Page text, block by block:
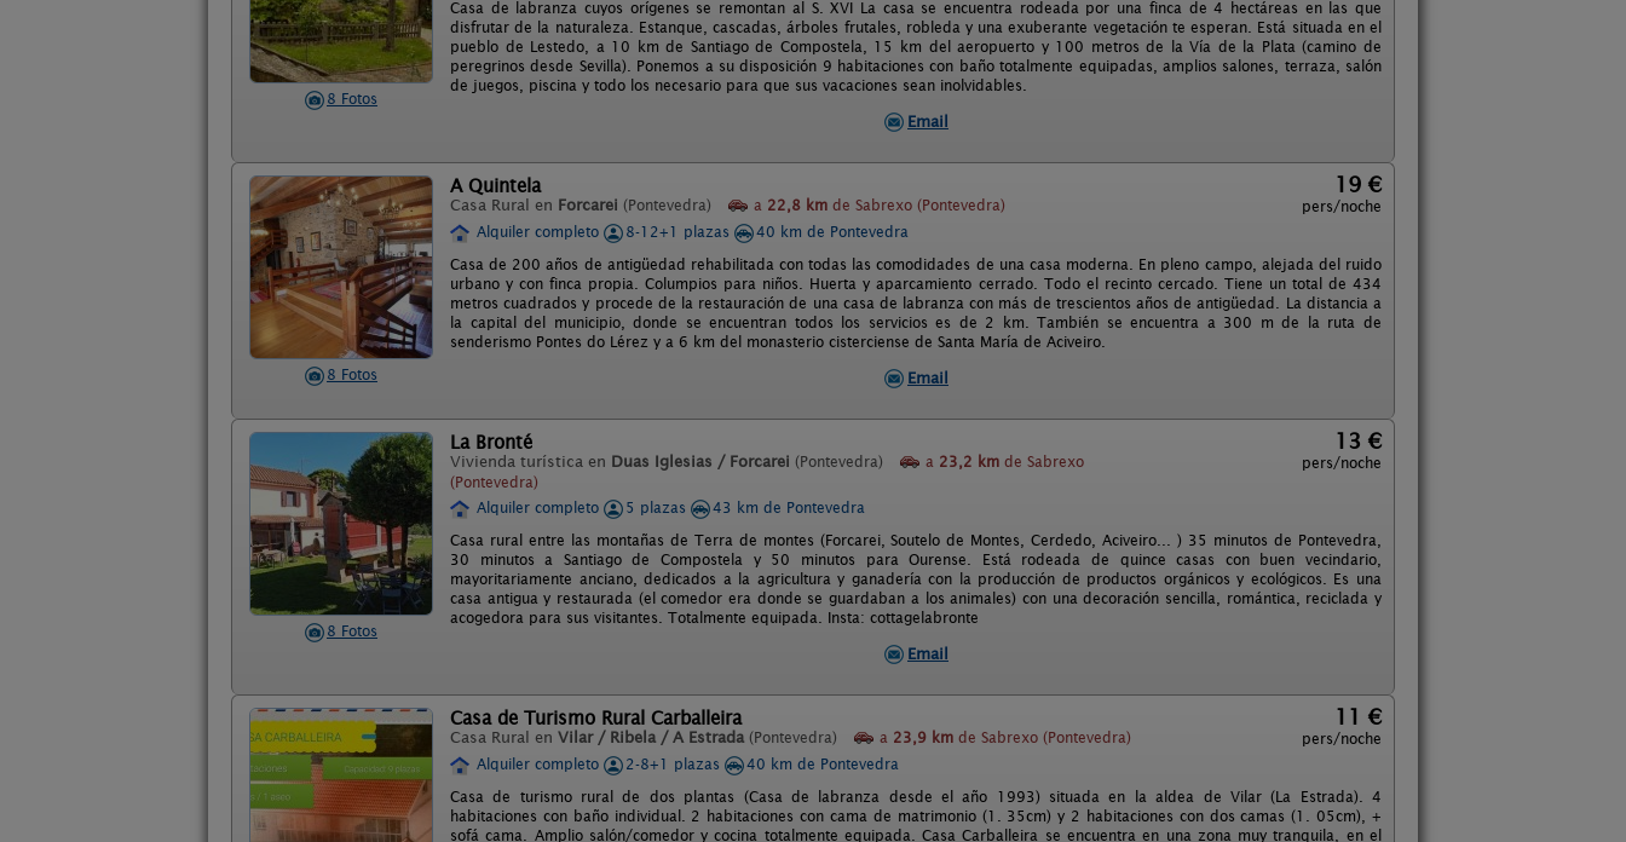
8 Fotos
Casa de labranza cuyos orígenes se remontan al S. XVI La casa se encuentra rodeada por una finca de 4 hectáreas en las que
disfrutar de la naturaleza. Estanque, cascadas, árboles frutales, robleda y una exuberante vegetación te esperan. Está situada en el
pueblo de Lestedo, a 10 km de Santiago de Compostela, 15 km del aeropuerto y 100 metros de la Vía de la Plata (camino de
peregrinos desde Sevilla). Ponemos a su disposición 9 habitaciones con baño totalmente equipadas, amplios salones, terraza, salón
de juegos, piscina y todo los necesario para que sus vacaciones sean inolvidables.
Email
8 Fotos
A Quintela
Casa Rural en Forcarei (Pontevedra) a 22,8 km de Sabrexo (Pontevedra)
19 €
pers/noche
Alquiler completo
8-12+1 plazas
40 km de Pontevedra
Casa de 200 años de antigüedad rehabilitada con todas las comodidades de una casa moderna. En pleno campo, alejada del ruido
urbano y con finca propia. Columpios para niños. Huerta y aparcamiento cerrado. Todo el recinto cercado. Tiene un total de 434
metros cuadrados y procede de la restauración de una casa de labranza con más de trescientos años de antigüedad. La distancia a
la capital del municipio, donde se encuentran todos los servicios es de 2 km. También se encuentra a 300 m de la ruta de
senderismo Pontes do Lérez y a 6 km del monasterio cisterciense de Santa María de Aciveiro.
Email
8 Fotos
La Bronté
Vivienda turística en Duas Iglesias / Forcarei (Pontevedra) a 23,2 km de Sabrexo
(Pontevedra)
13 €
pers/noche
Alquiler completo 5 plazas
43 km de Pontevedra
Casa rural entre las montañas de Terra de montes (Forcarei, Soutelo de Montes, Cerdedo, Aciveiro... ) 35 minutos de Pontevedra,
30 minutos a Santiago de Compostela y 50 minutos para Ourense. Está rodeada de quince casas con buen vecindario,
mayoritariamente anciano, dedicados a la agricultura y ganadería con la producción de productos orgánicos y ecológicos. Es una
casa antigua y restaurada (el comedor era donde se guardaban a los animales) con una decoración sencilla, romántica, reciclada y
acogedora para sus visitantes. Totalmente equipada. Insta: cottagelabronte
Email
Casa de Turismo Rural Carballeira
Casa Rural en Vilar / Ribela / A Estrada (Pontevedra) a 23,9 km de Sabrexo (Pontevedra)
11 €
pers/noche
Alquiler completo
2-8+1 plazas
40 km de Pontevedra
Casa de turismo rural de dos plantas (Casa de labranza desde el año 1993) situada en la aldea de Vilar (La Estrada). 4
habitaciones con baño individual. 2 habitaciones con cama de matrimonio (1. 35cm) y 2 habitaciones con dos camas (1. 05cm), +
sofá cama. Amplio salón/comedor y cocina totalmente equipada. Casa Carballeira se encuentra en una zona muy tranquila, en el